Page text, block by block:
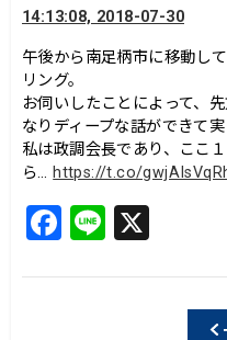
14:13:08, 2018-07-30
午後から南足柄市に移動し
リング。
お伺いしたことによって、
なりディープな話ができて
私は政調会長であり、ここ
ら… https://t.co/
F
a
c
Li
n
e